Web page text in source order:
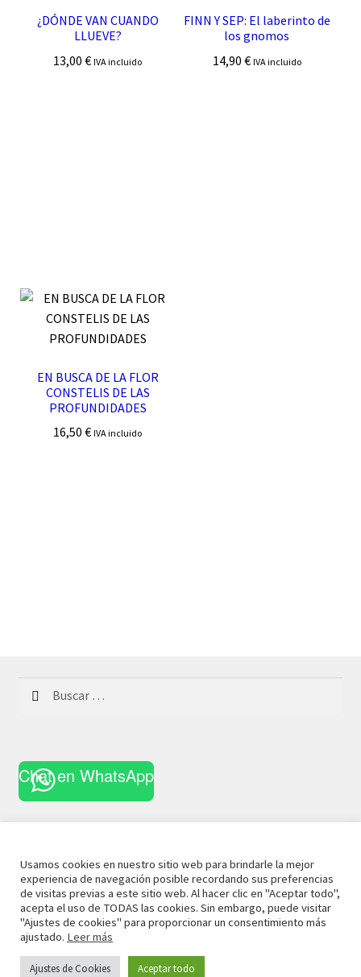
¿DÓNDE VAN CUANDO
LLUEVE?
13,00€ IVA incluido
FINN Y SEP: El laberinto de
los gnomos
14,90 € IVA incluido
EN BUSCA DE LA FLOR
CONSTELIS DE LAS
PROFUNDIDADES
16,50€ IVA incluido
Chat en WhatsApp
© 2021 La Casa CuriosaAviso Legal
Términos y
Condiciones
Política de Privacidad Política de Cookies
Usamos cookies en nuestro sitio web para brindarle la mejor
experiencia de navegación posible recordando sus preferencias
de visitas previas a este sitio web. Al hacer clic en "Aceptar todo",
acepta el uso de TODAS las cookies. Sin embargo, puede visitar
"Ajustes de cookies" para proporcionar un consentimiento más
ajustado. Leer más
Ajustes de Cookies Aceptar todo